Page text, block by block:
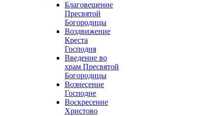
Благовещение
Пресвятой
Богородицы
Воздвижение
Креста
Господня
Введение во
храм Пресвятой
Богородицы
Вознесение
Господне
Воскресение
Христово